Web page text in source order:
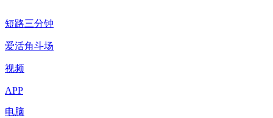
短路三分钟
爱活角斗场
视频
APP
电脑